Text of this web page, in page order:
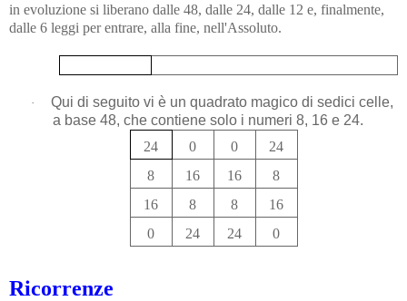
in evoluzione si liberano dalle 48, dalle 24, dalle 12 e, finalmente,
dalle 6 leggi per entrare, alla fine, nell'Assoluto.
·
Qui di seguito vi è un quadrato magico di sedici celle,
a base 48, che contiene solo i numeri 8, 16 e 24.
24
0 0
24
8
16 16
8
16
8 8
16
0
24 24 0
Ricorrenze